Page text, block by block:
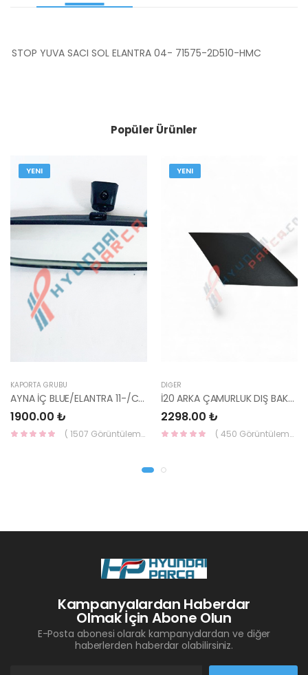
STOP YUVA SACI SOL ELANTRA 04- 71575-2D510-HMC
Popüler Ürünler
YENI
KAPORTA GRUBU
AYNA İÇ BLUE/ELANTRA 11-/CEED 10-/RİO 12-/SPORTAGE 11- 85101-3X100-HMC
1900.00 ₺
( 1507 Görüntüleme )
YENI
DIĞER
İ20 ARKA ÇAMURLUK DIŞ BAKALİTİ SOL 2015- ( PARLAK SİYAH ) 87360-C8000-YS
2298.00 ₺
( 450 Görüntüleme )
Kampanyalardan Haberdar
Olmak İçin Abone Olun
E-Posta abonesi olarak kampanyalardan ve diğer
haberlerden haberdar olabilirsiniz.